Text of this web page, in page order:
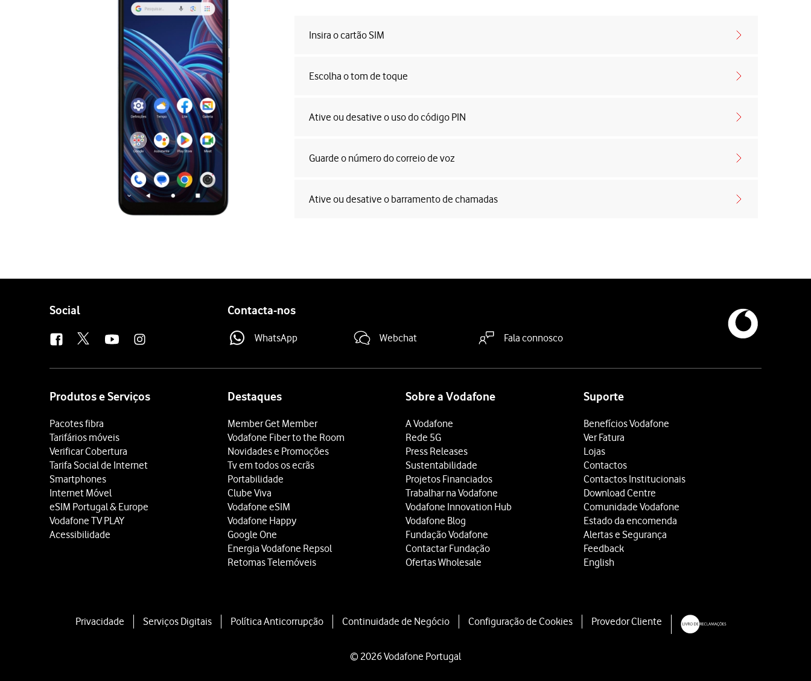
Insira o cartão SIM
Escolha o tom de toque
Ative ou desative o uso do código PIN
Guarde o número do correio de voz
Ative ou desative o barramento de chamadas
Follow
Social Contacta-nos
WhatsApp Webchat Fala connosco
Produtos e Serviços
Pacotes fibra
Tarifários móveis
Verificar Cobertura
Tarifa Social de Internet
Smartphones
Internet Móvel
eSIM Portugal & Europe
Vodafone TV PLAY
Acessibilidade
Destaques
Member Get Member
Vodafone Fiber to the Room
Novidades e Promoções
Tv em todos os ecrãs
Portabilidade
Clube Viva
Vodafone eSIM
Vodafone Happy
Google One
Energia Vodafone Repsol
Retomas Telemóveis
Sobre a Vodafone
A Vodafone
Rede 5G
Press Releases
Sustentabilidade
Projetos Financiados
Trabalhar na Vodafone
Vodafone Innovation Hub
Vodafone Blog
Fundação Vodafone
Contactar Fundação
Ofertas Wholesale
Suporte
Benefícios Vodafone
Ver Fatura
Lojas
Contactos
Contactos Institucionais
Download Centre
Comunidade Vodafone
Estado da encomenda
Alertas e Segurança
Feedback
English
Privacidade Serviços Digitais Política Anticorrupção Continuidade de Negócio Configuração de Cookies Provedor Cliente
© 2026 Vodafone Portugal